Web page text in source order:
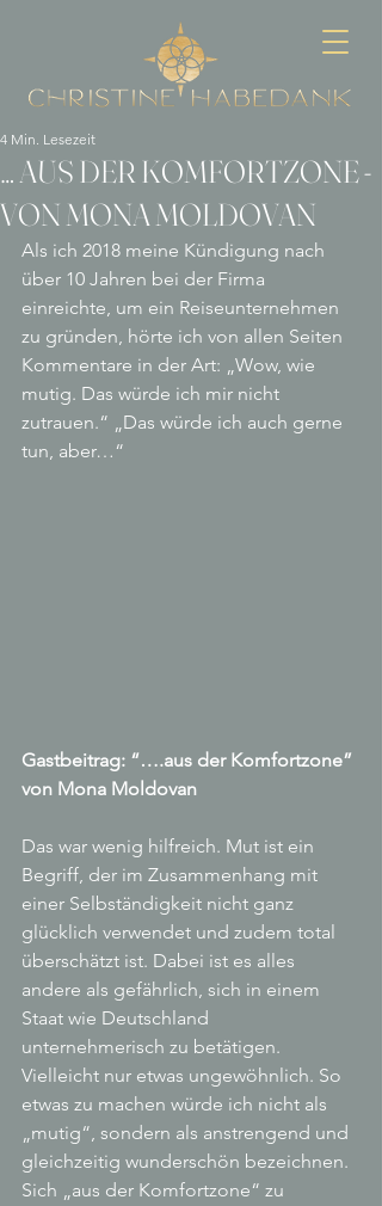
… AUS DER KOMFORTZONE -
VON MONA MOLDOVAN
4 Min. Lesezeit
Als ich 2018 meine Kündigung nach
über 10 Jahren bei der Firma
einreichte, um ein Reiseunternehmen
zu gründen, hörte ich von allen Seiten
Kommentare in der Art: „Wow, wie
mutig. Das würde ich mir nicht
zutrauen.“ „Das würde ich auch gerne
tun, aber…“
Gastbeitrag: “….aus der Komfortzone”
von Mona Moldovan
Das war wenig hilfreich. Mut ist ein
Begriff, der im Zusammenhang mit
einer Selbständigkeit nicht ganz
glücklich verwendet und zudem total
überschätzt ist. Dabei ist es alles
andere als gefährlich, sich in einem
Staat wie Deutschland
unternehmerisch zu betätigen.
Vielleicht nur etwas ungewöhnlich. So
etwas zu machen würde ich nicht als
„mutig“, sondern als anstrengend und
gleichzeitig wunderschön bezeichnen.
Sich „aus der Komfortzone“ zu